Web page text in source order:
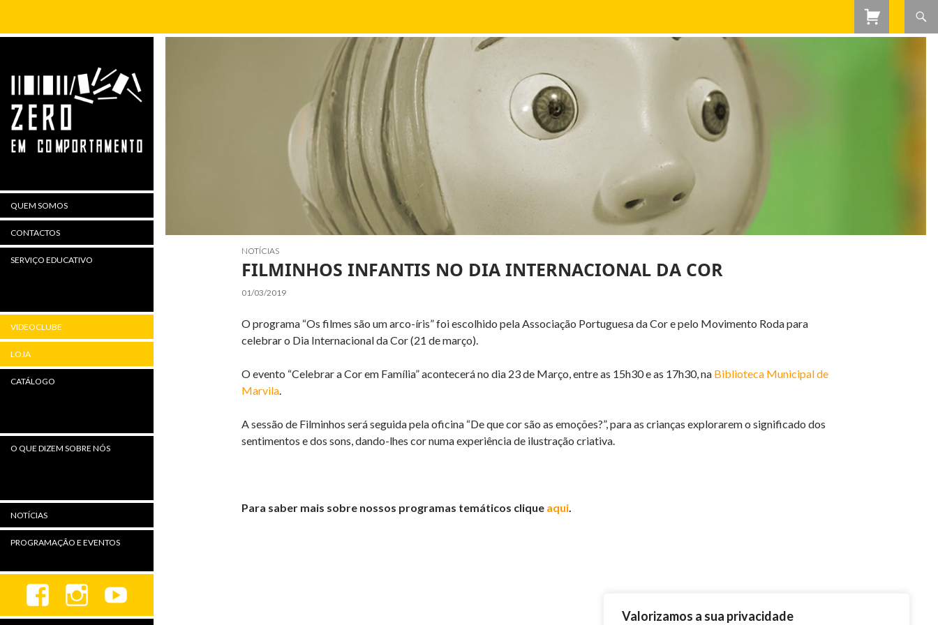
Valorizamos a sua privacidade
NOTÍCIAS
FILMINHOS INFANTIS NO DIA INTERNACIONAL DA COR
01/03/2019
O programa “Os filmes são um arco-íris” foi escolhido pela Associação Portuguesa da Cor e pelo Movimento Roda para
celebrar o Dia Internacional da Cor (21 de março).
O evento “Celebrar a Cor em Família” acontecerá no dia 23 de Março, entre as 15h30 e as 17h30, na Biblioteca Municipal de
Marvila.
A sessão de Filminhos será seguida pela oficina “De que cor são as emoções?”, para as crianças explorarem o significado dos
sentimentos e dos sons, dando-lhes cor numa experiência de ilustração criativa.
Para saber mais sobre nossos programas temáticos clique aqui.
QUEM SOMOS
CONTACTOS
SERVIÇO EDUCATIVO
VIDEOCLUBE
LOJA
CATÁLOGO
O QUE DIZEM SOBRE NÓS
NOTÍCIAS
PROGRAMAÇÃO E EVENTOS